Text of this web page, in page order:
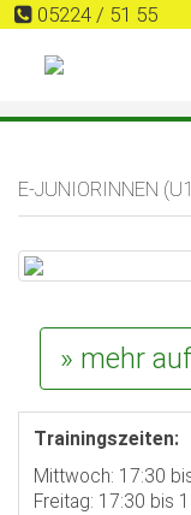
05224 / 51 55
E-JUNIORINNEN
» mehr
Trainingszeiten:
Mittwoch: 17:30
Freitag: 17:30 bis